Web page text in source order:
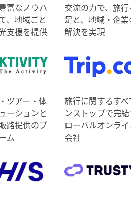
富なノウハ
、地域ごと
支援を提供
交流の力で、旅
足と、地域・企
解決を実現
ツアー・体
ーションと
路提供のプ
ム
旅行に関するすべ
ンストップで完
ローバルオンラ
会社